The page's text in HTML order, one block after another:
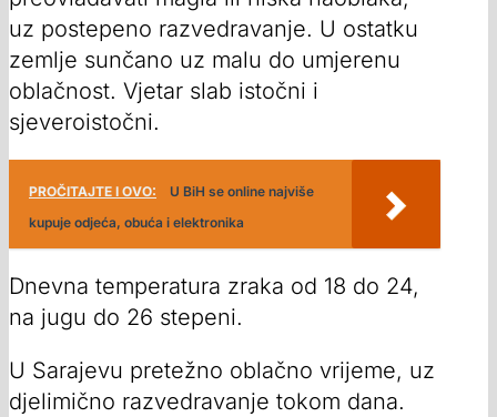
uz postepeno razvedravanje. U ostatku
zemlje sunčano uz malu do umjerenu
oblačnost. Vjetar slab istočni i
sjeveroistočni.
PROČITAJTE I OVO:
U BiH se online najviše
kupuje odjeća, obuća i elektronika
Dnevna temperatura zraka od 18 do 24,
na jugu do 26 stepeni.
U Sarajevu pretežno oblačno vrijeme, uz
djelimično razvedravanje tokom dana.